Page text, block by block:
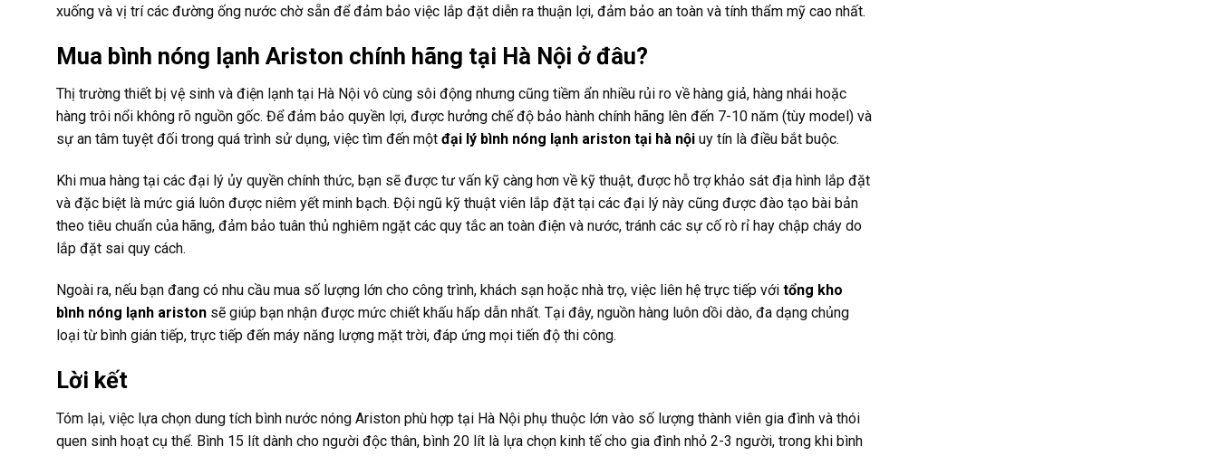
xuống và vị trí các đường ống nước chờ sẵn để đảm bảo việc lắp đặt diễn ra thuận lợi, đảm bảo an toàn và tính thẩm mỹ cao nhất.
Mua bình nóng lạnh Ariston chính hãng tại Hà Nội ở đâu?
Thị trường thiết bị vệ sinh và điện lạnh tại Hà Nội vô cùng sôi động nhưng cũng tiềm ẩn nhiều rủi ro về hàng giả, hàng nhái hoặc
hàng trôi nổi không rõ nguồn gốc. Để đảm bảo quyền lợi, được hưởng chế độ bảo hành chính hãng lên đến 7-10 năm (tùy model) và
sự an tâm tuyệt đối trong quá trình sử dụng, việc tìm đến một đại lý bình nóng lạnh ariston tại hà nội uy tín là điều bắt buộc.
Khi mua hàng tại các đại lý ủy quyền chính thức, bạn sẽ được tư vấn kỹ càng hơn về kỹ thuật, được hỗ trợ khảo sát địa hình lắp đặt
và đặc biệt là mức giá luôn được niêm yết minh bạch. Đội ngũ kỹ thuật viên lắp đặt tại các đại lý này cũng được đào tạo bài bản
theo tiêu chuẩn của hãng, đảm bảo tuân thủ nghiêm ngặt các quy tắc an toàn điện và nước, tránh các sự cố rò rỉ hay chập cháy do
lắp đặt sai quy cách.
Ngoài ra, nếu bạn đang có nhu cầu mua số lượng lớn cho công trình, khách sạn hoặc nhà trọ, việc liên hệ trực tiếp với tổng kho
bình nóng lạnh ariston sẽ giúp bạn nhận được mức chiết khấu hấp dẫn nhất. Tại đây, nguồn hàng luôn dồi dào, đa dạng chủng
loại từ bình gián tiếp, trực tiếp đến máy năng lượng mặt trời, đáp ứng mọi tiến độ thi công.
Lời kết
Tóm lại, việc lựa chọn dung tích bình nước nóng Ariston phù hợp tại Hà Nội phụ thuộc lớn vào số lượng thành viên gia đình và thói
quen sinh hoạt cụ thể. Bình 15 lít dành cho người độc thân, bình 20 lít là lựa chọn kinh tế cho gia đình nhỏ 2-3 người, trong khi bình